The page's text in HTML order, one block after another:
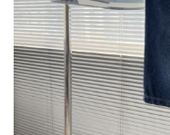
録
ー
管
理
ら
せ
2026人気特集
バッグ
財布
時計
服
ズボン
衣装セット
靴
住まい用品
アクセサリー
ベルト
スカーフ
アイフォーンケ
ース
小物